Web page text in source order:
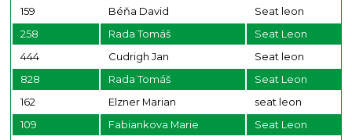
159
Béňa David
Seat leon
258
Rada Tomáš
Seat Leon
444
Cudrigh Jan
Seat leon
828
Rada Tomáš
Seat Leon
162
Elzner Marian
seat leon
109
Fabiankova Marie
Seat Leon